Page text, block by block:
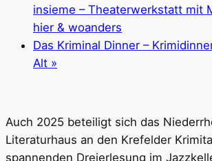
insieme – Theaterwerkstatt mit
hier & woanders
Das Kriminal Dinner –
Alt »
Auch 2025 beteiligt sich das
Literaturhaus an den Krefelder
spannenden Dreierlesung im